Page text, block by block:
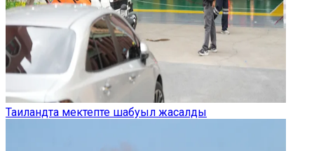
Таиландта мектепте шабуыл жасалды